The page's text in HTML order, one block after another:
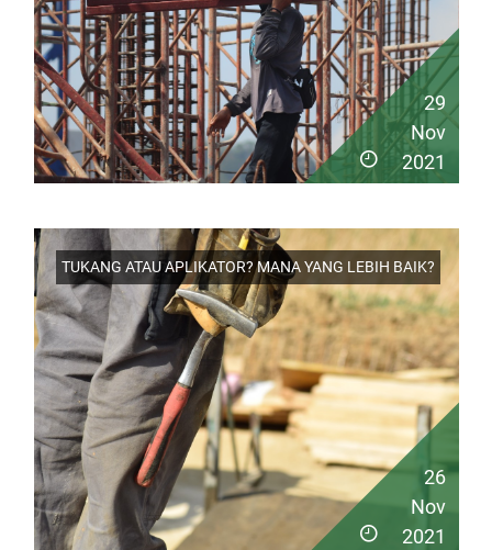
29
Nov
2021
TUKANG ATAU APLIKATOR? MANA YANG LEBIH BAIK?
26
Nov
2021